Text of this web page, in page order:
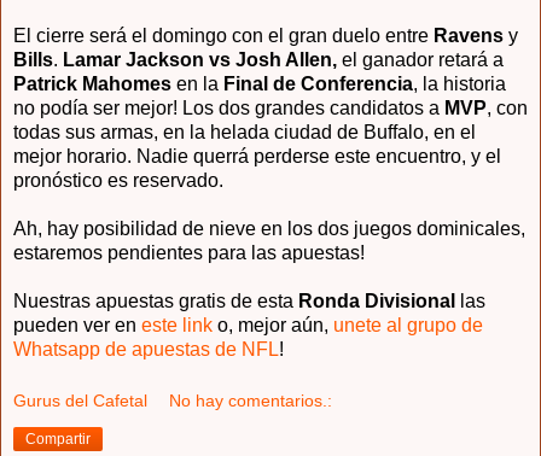
El cierre será el domingo con el gran duelo entre Ravens y
Bills. Lamar Jackson vs Josh Allen, el ganador retará a
Patrick Mahomes en la Final de Conferencia, la historia
no podía ser mejor! Los dos grandes candidatos a MVP, con
todas sus armas, en la helada ciudad de Buffalo, en el
mejor horario. Nadie querrá perderse este encuentro, y el
pronóstico es reservado.
Ah, hay posibilidad de nieve en los dos juegos dominicales,
estaremos pendientes para las apuestas!
Nuestras apuestas gratis de esta Ronda Divisional
las
pueden ver en este link o, mejor aún, unete al grupo de
Whatsapp de apuestas de NFL!
Gurus del Cafetal No hay comentarios.:
Compartir